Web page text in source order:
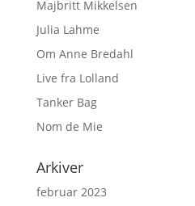
Majbritt Mikkelsen
Julia Lahme
Om Anne Bredahl
Live fra Lolland
Tanker Bag
Nom de Mie
Arkiver
februar 2023